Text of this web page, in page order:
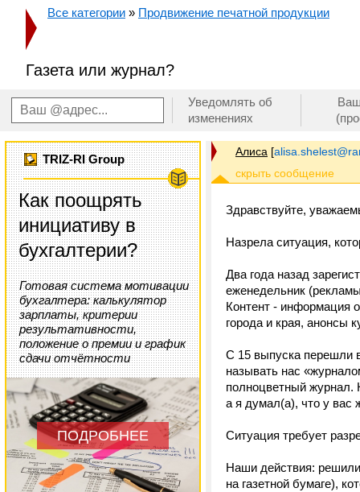
Все категории » Продвижение печатной продукции
Газета или журнал?
Уведомлять об
изменениях
TRIZ-RI Group
Как поощрять
инициативу в
бухгалтерии?
Готовая система мотивации
бухгалтера: калькулятор
зарплаты, критерии
результативности,
положение о премии и график
сдачи отчётности
ПОДРОБНЕЕ
Алиса [
Здравствуйте,
Назрела ситуация,
Два года назад
еженедельник
Контент - информация
города и края, анонсы
С 15 выпуска перешли
называть нас
полноцветный журнал.
а я думал(а), что у вас
Ситуация требует
Наши действия:
на газетной бумаге),